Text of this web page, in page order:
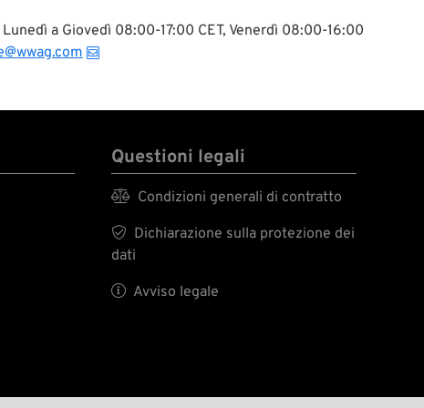
stanno
a Giovedì 08:00-17:00 CET, Venerdì 08:00-16:00
Questioni legali
 Condizioni generali di contratto

Dichiarazione sulla protezione dei
dati
 Avviso legale